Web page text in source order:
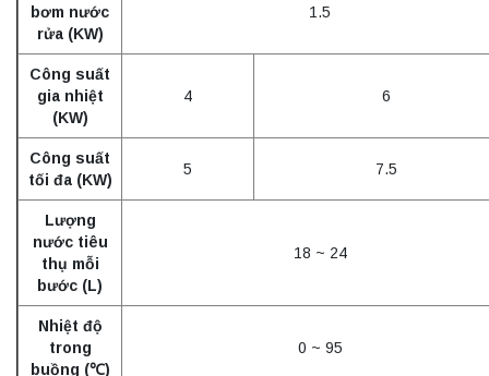
bơm nước
rửa (KW)
1.5
Công suất
gia nhiệt
(KW)
4 6
Công suất
tối đa (KW)
5 7.5
Lượng
nước tiêu
thụ mỗi
bước (L)
18 ~ 24
Nhiệt độ
trong
buồng (℃)
0 ~ 95